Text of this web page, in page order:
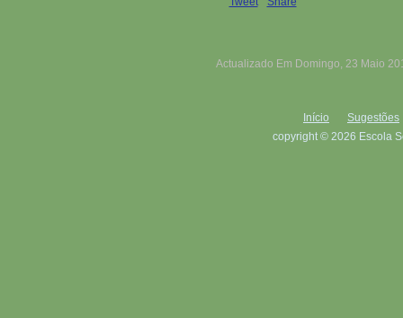
Actualizado Em Domingo, 23 Maio
Início
Sugestões
copyright © 2026 Escola